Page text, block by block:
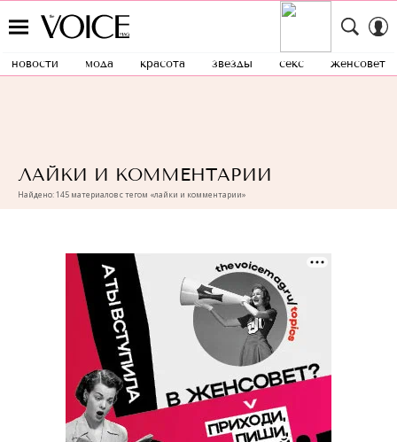
новости мода красота звезды секс женсовет
ЛАЙКИ И КОММЕНТАРИИ
Найдено: 145 материалов с тегом «лайки и комментарии»